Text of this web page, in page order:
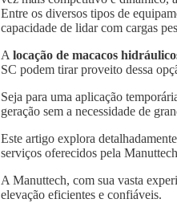
Entre os diversos tipos de
capacidade de lidar com cargas
A locação de macacos
SC podem tirar proveito dessa
Seja para uma aplicação
geração sem a necessidade de
Este artigo explora
serviços oferecidos pela
A Manuttech, com sua vasta
elevação eficientes e confiáveis.